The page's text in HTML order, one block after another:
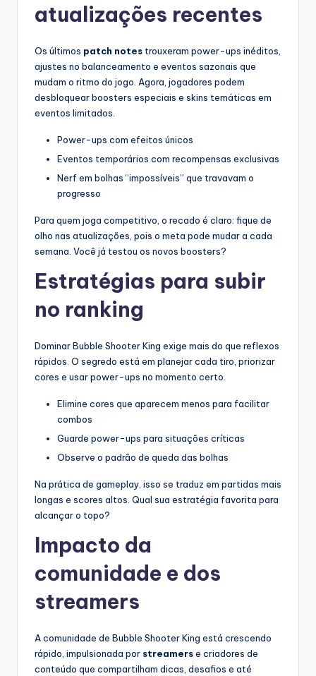
atualizações recentes
Os últimos patch notes trouxeram power-ups inéditos,
ajustes no balanceamento e eventos sazonais que
mudam o ritmo do jogo. Agora, jogadores podem
desbloquear boosters especiais e skins temáticas em
eventos limitados.
Power-ups com efeitos únicos
Eventos temporários com recompensas exclusivas
Nerf em bolhas “impossíveis” que travavam o
progresso
Para quem joga competitivo, o recado é claro: fique de
olho nas atualizações, pois o meta pode mudar a cada
semana. Você já testou os novos boosters?
Estratégias para subir
no ranking
Dominar Bubble Shooter King exige mais do que reflexos
rápidos. O segredo está em planejar cada tiro, priorizar
cores e usar power-ups no momento certo.
Elimine cores que aparecem menos para facilitar
combos
Guarde power-ups para situações críticas
Observe o padrão de queda das bolhas
Na prática de gameplay, isso se traduz em partidas mais
longas e scores altos. Qual sua estratégia favorita para
alcançar o topo?
Impacto da
comunidade e dos
streamers
A comunidade de Bubble Shooter King está crescendo
rápido, impulsionada por streamerse criadores de
conteúdo que compartilham dicas, desafios e até